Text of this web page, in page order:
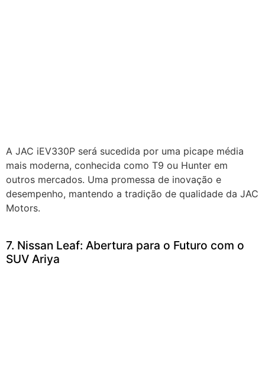
A JAC iEV330P será sucedida por uma picape média
mais moderna, conhecida como T9 ou Hunter em
outros mercados. Uma promessa de inovação e
desempenho, mantendo a tradição de qualidade da JAC
Motors.
7. Nissan Leaf: Abertura para o Futuro com o
SUV Ariya